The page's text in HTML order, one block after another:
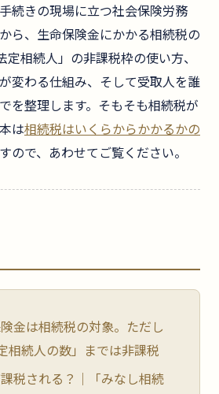
続きの現場に立つ社会保険労務
ら、生命保険金にかかる相続税の
相続人」の非課税枠の使い方、
変わる仕組み、そして受取人を誰
を整理します。そもそも相続税が
は相続税はいくらからかかるかの
ので、あわせてご覧ください。
金は相続税の対象。ただし
相続人の数」までは非課税
税される？｜「みなし相続